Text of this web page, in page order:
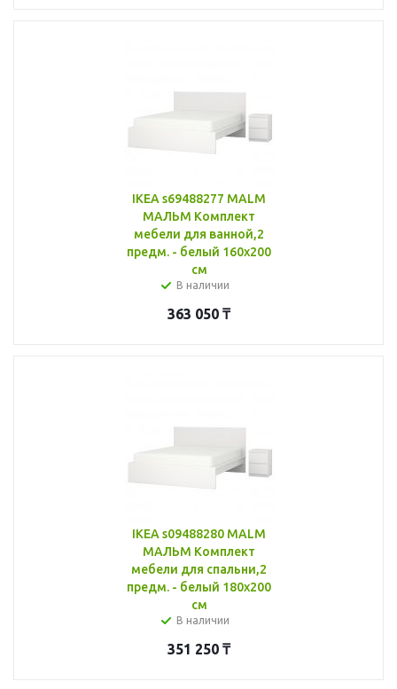
IKEA s69488277 MALM
МАЛЬМ Комплект
мебели для ванной,2
предм. - белый 160x200
см
В наличии
363 050 ₸
IKEA s09488280 MALM
МАЛЬМ Комплект
мебели для спальни,2
предм. - белый 180x200
см
В наличии
351 250 ₸